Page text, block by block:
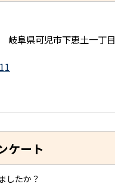
阜県可児市下恵土一丁
ケート
したか？